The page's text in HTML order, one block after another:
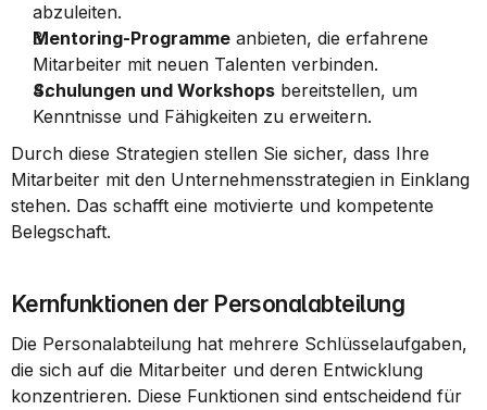
abzuleiten.
Mentoring-Programme anbieten, die erfahrene
Mitarbeiter mit neuen Talenten verbinden.
Schulungen und Workshops bereitstellen, um
Kenntnisse und Fähigkeiten zu erweitern.
Durch diese Strategien stellen Sie sicher, dass Ihre
Mitarbeiter mit den Unternehmensstrategien in Einklang
stehen. Das schafft eine motivierte und kompetente
Belegschaft.
Kernfunktionen der Personalabteilung
Die Personalabteilung hat mehrere Schlüsselaufgaben,
die sich auf die Mitarbeiter und deren Entwicklung
konzentrieren. Diese Funktionen sind entscheidend für